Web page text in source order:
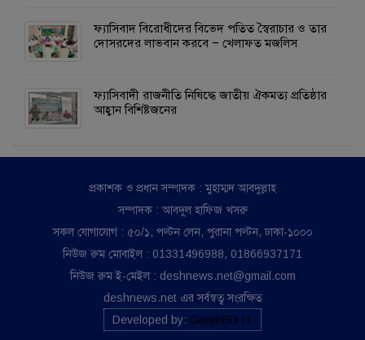
ফ্যাসিবাদ বিরোধীদের বিভেদ পতিত স্বৈরাচার ও তার
দোসরদের লাভবান করবে – খেলাফত মজলিস
ফ্যাসিবাদী রাজনীতি নিষিদ্ধে জাতীয় ঐকমত্য প্রতিষ্ঠার
আহ্বান বিশিষ্টজনের
প্রকাশক ও প্রধান সম্পাদক : মুহাম্মদ আবদুল্লাহ
সম্পাদক : আবদুল হাফিজ খসরু
সকল যোগাযোগ : ৫০/১, পল্টন লেন, পুরানা পল্টন, ঢাকা-১০০০
নিউজ রুম মোবাইল : 01331496988, 01866937171
নিউজ রুম ই-মেইল : deshnews.net@gmail.com
deshnews.net এর সর্বস্বত্ব সংরক্ষিত
Developed by: GreenBD IT